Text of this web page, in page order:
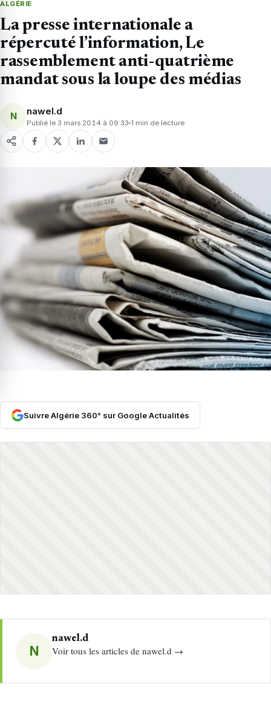
ALGÉRIE
La presse internationale a
répercuté l’information, Le
rassemblement anti-quatrième
mandat sous la loupe des médias
N nawel.d
Publié le 3 mars 2014 à 09:33 1 min de lecture
Suivre Algérie 360° sur Google Actualités
N
nawel.d
Voir tous les articles de nawel.d →